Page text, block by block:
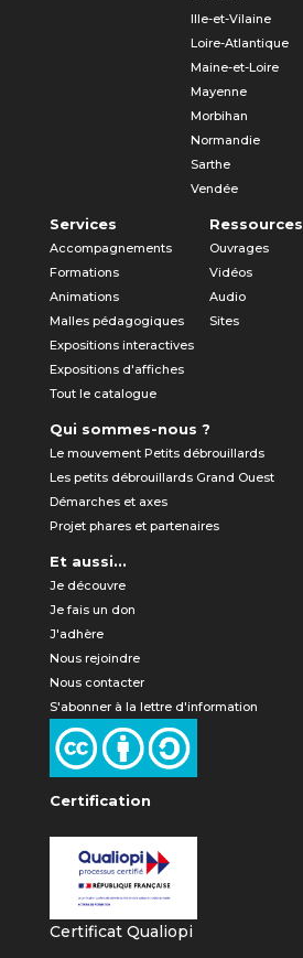
Ille-et-Vilaine
Loire-Atlantique
Maine-et-Loire
Mayenne
Morbihan
Normandie
Sarthe
Vendée
Services
Accompagnements
Formations
Animations
Malles pédagogiques
Expositions interactives
Expositions d'affiches
Tout le catalogue
Ressources
Ouvrages
Vidéos
Audio
Sites
Qui sommes-nous ?
Le mouvement Petits débrouillards
Les petits débrouillards Grand Ouest
Démarches et axes
Projet phares et partenaires
Et aussi...
Je découvre
Je fais un don
J'adhère
Nous rejoindre
Nous contacter
S'abonner à la lettre d'information
Certification
Certificat Qualiopi